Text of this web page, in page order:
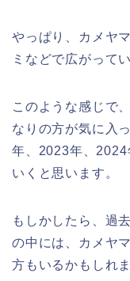
やっぱり、カメヤ
ミなどで広がって
このような感じで
なりの方が気に入
年、2023年、2024
いくと思います。
もしかしたら、過
の中には、カメヤ
方もいるかもしれ